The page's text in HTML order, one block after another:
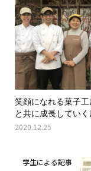
笑顔になれる菓子
と共に成長してい
2020.12.25
学生による記事